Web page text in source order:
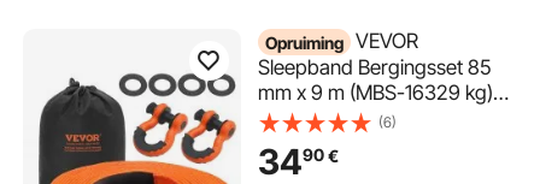
Opruiming VEVOR
Sleepband Bergingsset 85
mm x 9 m (MBS-16329 kg)
Boombeschermer Lierband,
Drievoudig Versterkte Lus &
Beschermhoezen &
(6)
3490€